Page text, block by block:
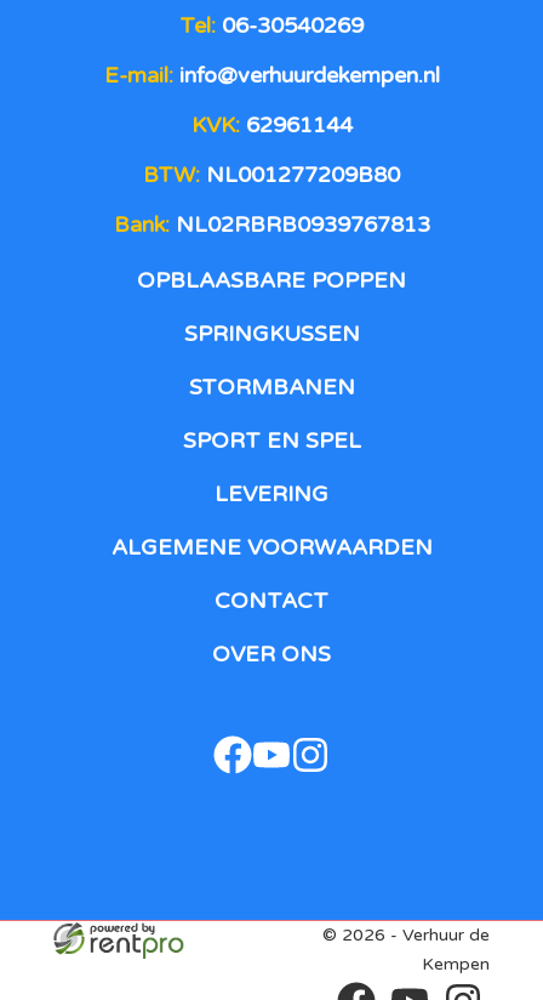
Tel: 06-30540269
E-mail: info@verhuurdekempen.nl
KVK:62961144
BTW: NL001277209B80
Bank:NL02RBRB0939767813
OPBLAASBARE POPPEN
SPRINGKUSSEN
STORMBANEN
SPORT EN SPEL
LEVERING
ALGEMENE VOORWAARDEN
CONTACT
OVER ONS
facebook
youtube
© 2026 - Verhuur de
Kempen
facebookyoutubeinstagram